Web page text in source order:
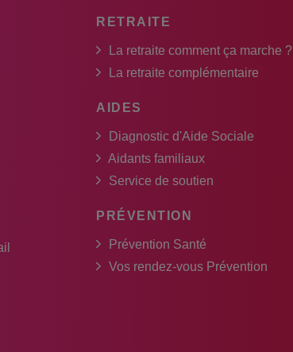
RETRAITE
La retraite comment ça marche ?
La retraite complémentaire
AIDES
Diagnostic d'Aide Sociale
Aidants familiaux
Service de soutien
PRÉVENTION
Prévention Santé
Vos rendez-vous Prévention